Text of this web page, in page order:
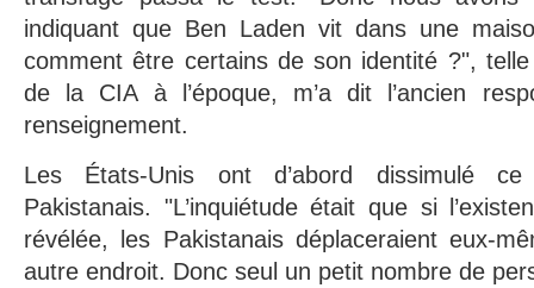
indiquant que Ben Laden vit dans une
comment être certains de son identité ?",
de la CIA à l’époque, m’a dit l’ancien
renseignement.
Les États-Unis ont d’abord dissimulé
Pakistanais. "L’inquiétude était que si
révélée, les Pakistanais déplaceraient eux-
autre endroit. Donc seul un petit nombre de